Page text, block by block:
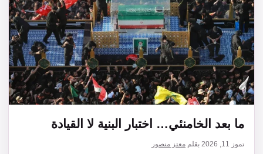
ما بعد الخامنئي… اختبار البنية لا القيادة
تموز 11, 2026 بقلم معتز منصور